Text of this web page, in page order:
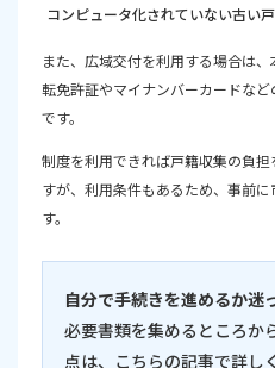
コンピュータ化されていない古い
また、広域交付を利用する場合は
転免許証やマイナンバーカードな
です。
制度を利用できれば戸籍収集の負
すが、利用条件もあるため、事前
す。
自分で手続きを進めるか迷
必要書類を集めるところか
点は、こちらの記事で詳し